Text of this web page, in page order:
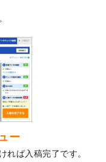
レンダーデザイン
たしました。
ターデザインテンプ
した。
テンプレート
、うちわにてオリジ
きるようになりまし
ー
れば入稿完了です。